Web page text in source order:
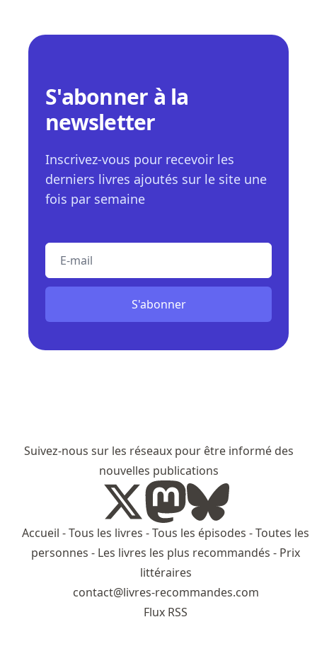
S'abonner à la
newsletter
Inscrivez-vous pour recevoir les
derniers livres ajoutés sur le site une
fois par semaine
S'abonner
Suivez-nous sur les réseaux pour être informé des
nouvelles publications
Accueil -Tous les livres -Tous les épisodes -Toutes les
personnes - Les livres les plus recommandés - Prix
littéraires
contact@livres-recommandes.com
Flux RSS